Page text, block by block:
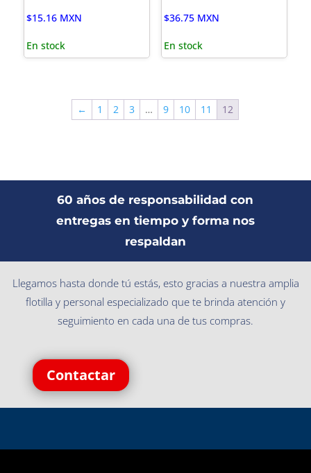
$15.16 MXN
En stock
$36.75 MXN
En stock
← 1 2 3 … 9 10 11 12
60 años de responsabilidad con
entregas en tiempo y forma nos
respaldan
Llegamos hasta donde tú estás, esto gracias a nuestra amplia
flotilla y personal especializado que te brinda atención y
seguimiento en cada una de tus compras.
Contactar